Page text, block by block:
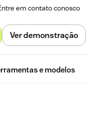
em contato conosco
Ver demonstração
e modelos